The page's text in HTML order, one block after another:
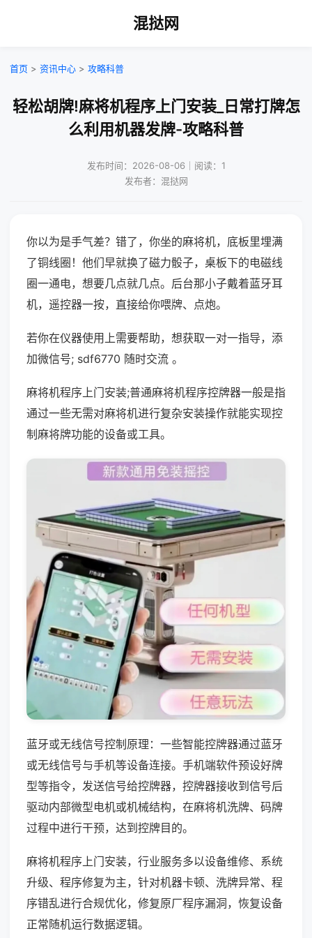
混挞网
首页 > 资讯中心 > 攻略科普
轻松胡牌!麻将机程序上门安装_日常打牌怎
么利用机器发牌-攻略科普
发布时间：2026-08-06｜阅读：1
发布者：混挞网
你以为是手气差？错了，你坐的麻将机，底板里埋满
了铜线圈！他们早就换了磁力骰子，桌板下的电磁线
圈一通电，想要几点就几点。后台那小子戴着蓝牙耳
机，遥控器一按，直接给你喂牌、点炮。
若你在仪器使用上需要帮助，想获取一对一指导，添
加微信号; sdf6770 随时交流 。
麻将机程序上门安装;普通麻将机程序控牌器一般是指
通过一些无需对麻将机进行复杂安装操作就能实现控
制麻将牌功能的设备或工具。
蓝牙或无线信号控制原理：一些智能控牌器通过蓝牙
或无线信号与手机等设备连接。手机端软件预设好牌
型等指令，发送信号给控牌器，控牌器接收到信号后
驱动内部微型电机或机械结构，在麻将机洗牌、码牌
过程中进行干预，达到控牌目的。
麻将机程序上门安装，行业服务多以设备维修、系统
升级、程序修复为主，针对机器卡顿、洗牌异常、程
序错乱进行合规优化，修复原厂程序漏洞，恢复设备
正常随机运行数据逻辑。